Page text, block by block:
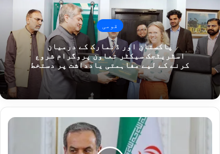
قومی
پاکستان اور ڈنمارک کے درمیان
اسٹریٹجک سیکٹر تعاون پروگرام شروع
کرنے کے لیے مفاہمتی یادداشت پر دستخط
ایران